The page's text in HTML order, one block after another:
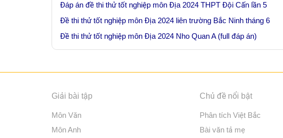
Đáp án đề thi thử tốt nghiệp môn Địa 2024 THPT Đội Cấn lần 5
Đề thi thử tốt nghiệp môn Địa 2024 liên trường Bắc Ninh tháng 6
Đề thi thử tốt nghiệp môn Địa 2024 Nho Quan A (full đáp án)
Giải bài tập
Môn Văn
Môn Anh
Chủ đề nổi bật
Phân tích Việt Bắc
Bài văn tả mẹ